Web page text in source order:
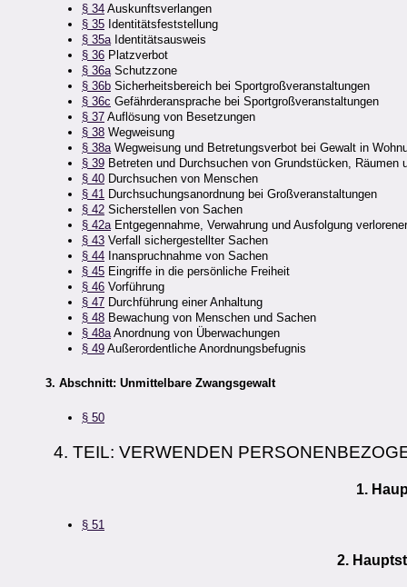
§ 34 Auskunftsverlangen
§ 35 Identitätsfeststellung
§ 35a Identitätsausweis
§ 36 Platzverbot
§ 36a Schutzzone
§ 36b Sicherheitsbereich bei Sportgroßveranstaltungen
§ 36c Gefährderansprache bei Sportgroßveranstaltungen
§ 37 Auflösung von Besetzungen
§ 38 Wegweisung
§ 38a Wegweisung und Betretungsverbot bei Gewalt in
§ 39 Betreten und Durchsuchen von Grundstücken, Räumen
§ 40 Durchsuchen von Menschen
§ 41 Durchsuchungsanordnung bei Großveranstaltungen
§ 42 Sicherstellen von Sachen
§ 42a Entgegennahme, Verwahrung und Ausfolgung
§ 43 Verfall sichergestellter Sachen
§ 44 Inanspruchnahme von Sachen
§ 45 Eingriffe in die persönliche Freiheit
§ 46 Vorführung
§ 47 Durchführung einer Anhaltung
§ 48 Bewachung von Menschen und Sachen
§ 48a Anordnung von Überwachungen
§ 49 Außerordentliche Anordnungsbefugnis
3. Abschnitt: Unmittelbare Zwangsgewalt
§ 50
4. TEIL: VERWENDEN
1.
§ 51
2.